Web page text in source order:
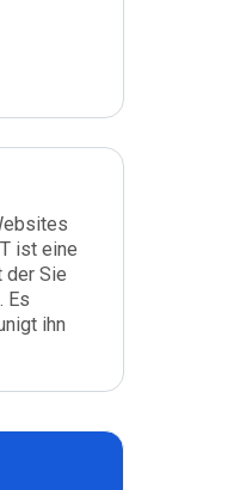
ist eine
der Sie
Es
ihn